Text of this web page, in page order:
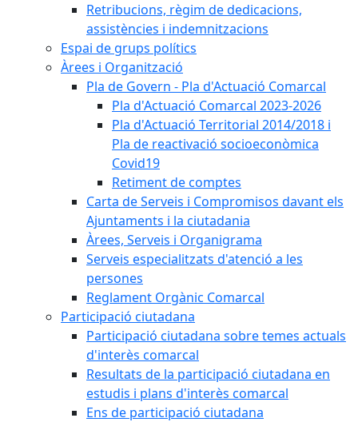
Retribucions, règim de dedicacions,
assistències i indemnitzacions
Espai de grups polítics
Àrees i Organització
Pla de Govern - Pla d'Actuació Comarcal
Pla d'Actuació Comarcal 2023-2026
Pla d'Actuació Territorial 2014/2018 i
Pla de reactivació socioeconòmica
Covid19
Retiment de comptes
Carta de Serveis i Compromisos davant els
Ajuntaments i la ciutadania
Àrees, Serveis i Organigrama
Serveis especialitzats d'atenció a les
persones
Reglament Orgànic Comarcal
Participació ciutadana
Participació ciutadana sobre temes actuals
d'interès comarcal
Resultats de la participació ciutadana en
estudis i plans d'interès comarcal
Ens de participació ciutadana